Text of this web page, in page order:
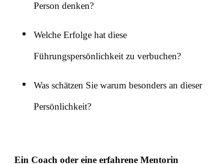
Person denken?
Welche Erfolge hat diese
Führungspersönlichkeit zu verbuchen?
Was schätzen Sie warum besonders an dieser
Persönlichkeit?
Ein Coach oder eine erfahrene Mentorin